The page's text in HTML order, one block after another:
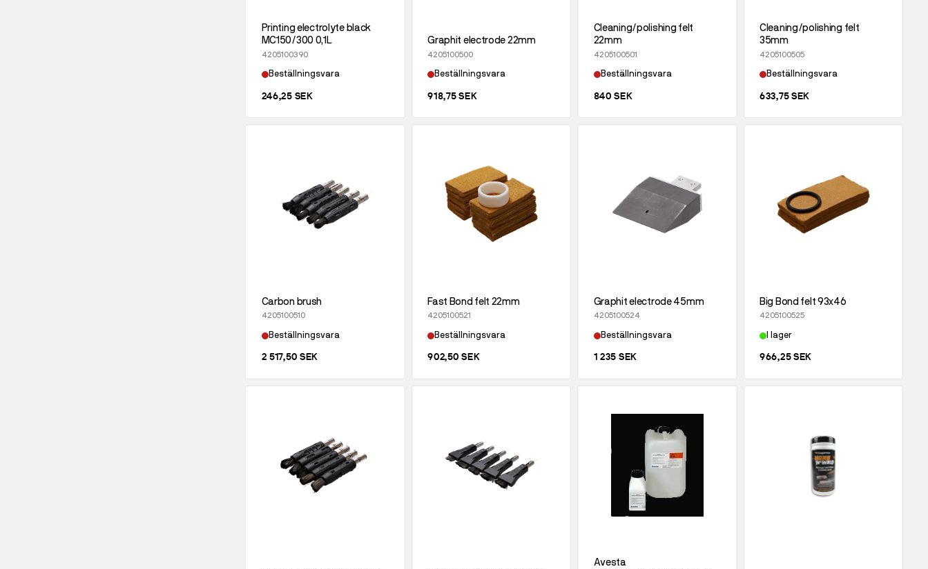
Printing electrolyte black
MC150/300 0,1L
4205100390
Beställningsvara
246,25 SEK
Graphit electrode 22mm
4205100500
Beställningsvara
918,75 SEK
Cleaning/polishing felt
22mm
4205100501
Beställningsvara
840 SEK
Cleaning/polishing felt
35mm
4205100505
Beställningsvara
633,75 SEK
Carbon brush
4205100510
Beställningsvara
2 517,50 SEK
Fast Bond felt 22mm
4205100521
Beställningsvara
902,50 SEK
Graphit electrode 45mm
4205100524
Beställningsvara
1 235 SEK
Big Bond felt 93x46
4205100525
I lager
966,25 SEK
Avesta